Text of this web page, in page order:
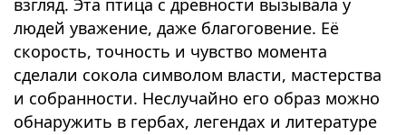
взгляд. Эта птица с древности вызывала у
людей уважение, даже благоговение. Её
скорость, точность и чувство момента
сделали сокола символом власти, мастерства
и собранности. Неслучайно его образ можно
обнаружить в гербах, легендах и литературе